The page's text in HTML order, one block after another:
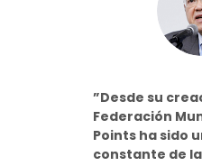
”Desde su
Federación
Points ha sido
constante de la